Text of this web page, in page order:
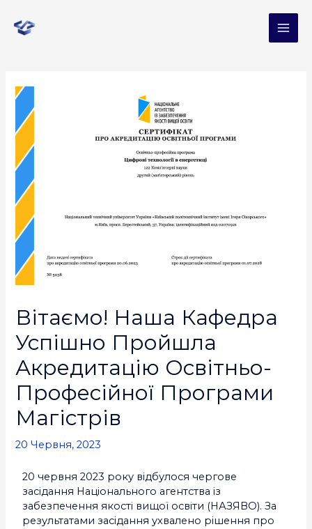
Вітаємо! Наша Кафедра
Успішно Пройшла
Акредитацію Освітньо-
Професійної Програми
Магістрів
20 Червня, 2023
20 червня 2023 року відбулося чергове
засідання Національного агентства із
забезпечення якості вищої освіти (НАЗЯВО). За
результатами засідання ухвалено рішення про